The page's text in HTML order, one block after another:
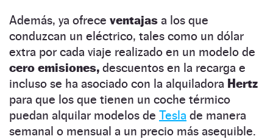
Además, ya ofrece ventajas a los que
conduzcan un eléctrico, tales como un dólar
extra por cada viaje realizado en un modelo de
cero emisiones, descuentos en la recarga e
incluso se ha asociado con la alquiladora Hertz
para que los que tienen un coche térmico
puedan alquilar modelos de Tesla de manera
semanal o mensual a un precio más asequible.